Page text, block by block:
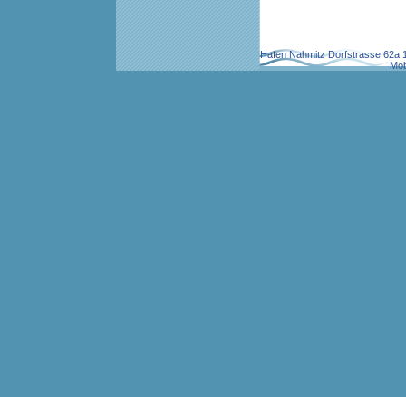
Hafen Nahmitz Dorfstrasse 62a